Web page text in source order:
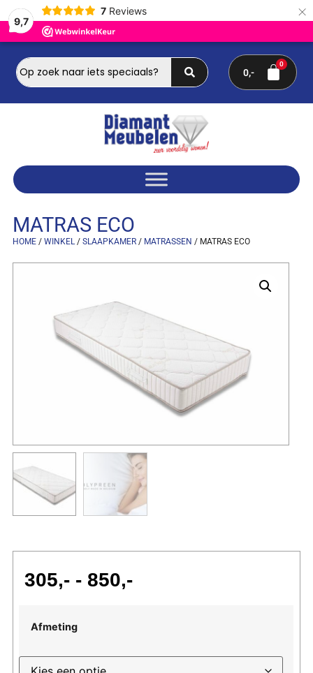
9,7
7 Reviews ×
0
MATRAS ECO
HOME/ WINKEL/ SLAAPKAMER/ MATRASSEN / MATRAS ECO
305 - 850
Afmeting